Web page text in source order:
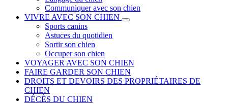
Communiquer avec son chien
VIVRE AVEC SON CHIEN
Sports canins
Astuces du quotidien
Sortir son chien
Occuper son chien
VOYAGER AVEC SON CHIEN
FAIRE GARDER SON CHIEN
DROITS ET DEVOIRS DES PROPRIÉTAIRES DE
CHIEN
DÉCÈS DU CHIEN